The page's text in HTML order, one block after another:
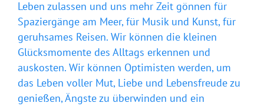
Leben zulassen und uns mehr Zeit gönnen für
Spaziergänge am Meer, für Musik und Kunst, für
geruhsames Reisen. Wir können die kleinen
Glücksmomente des Alltags erkennen und
auskosten. Wir können Optimisten werden, um
das Leben voller Mut, Liebe und Lebensfreude zu
genießen, Ängste zu überwinden und ein